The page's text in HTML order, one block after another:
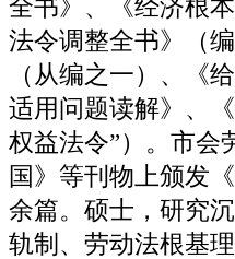
全书》、《经济根
法令调整全书》（
（从编之一）、《
适用问题读解》、
权益法令”）。市会
国》等刊物上颁发
余篇。硕士，研究
轨制、劳动法根基